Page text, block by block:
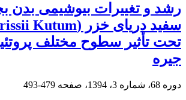
رشد و تغییرات بیوشیمی بدن
تحت تأثیر سطوح مختلف
جیره
دوره 68، شماره 3، 1394، صفحه 479-493